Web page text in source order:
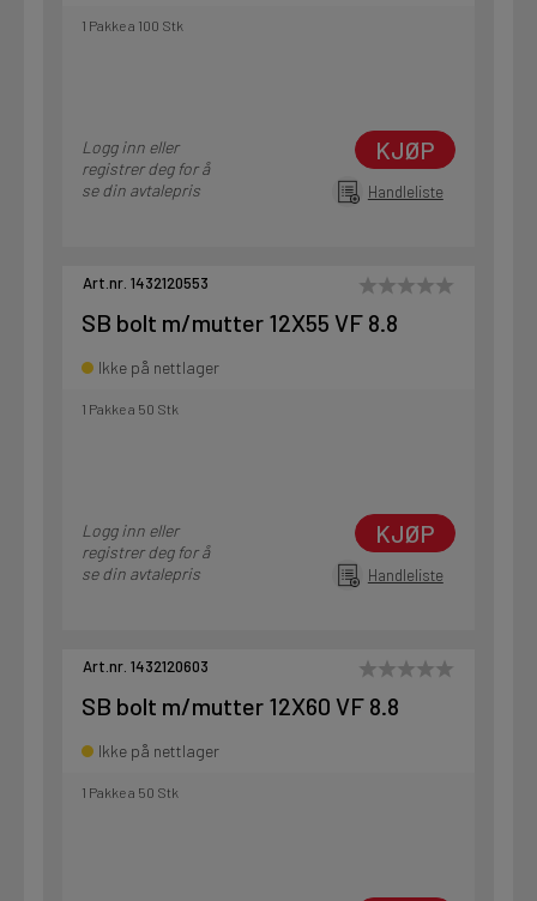
1 Pakke a 100 Stk
Logg inn eller
registrer deg for å
se din avtalepris
KJØP
Handleliste
Art.nr. 1432120553
SB bolt m/mutter 12X55 VF 8.8
Ikke på nettlager
1 Pakke a 50 Stk
Logg inn eller
registrer deg for å
se din avtalepris
KJØP
Handleliste
Art.nr. 1432120603
SB bolt m/mutter 12X60 VF 8.8
Ikke på nettlager
1 Pakke a 50 Stk